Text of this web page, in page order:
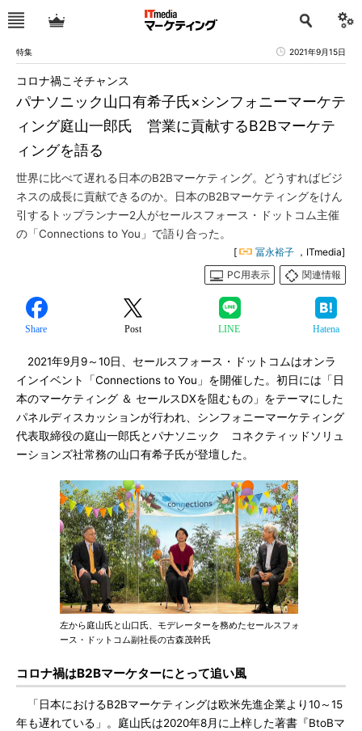
特集 2021年9月15日
パナソニック山口有希子氏×シンフォニーマーケテ
ィング庭山一郎氏 営業に貢献するB2Bマーケテ
ィングを語る
コロナ禍こそチャンス
世界に比べて遅れる日本のB2Bマーケティング。どうすればビジ
ネスの成長に貢献できるのか。日本のB2Bマーケティングをけん
引するトップランナー2人がセールスフォース・ドットコム主催
の「Connections to You」で語り合った。
[ 冨永裕子 ，ITmedia]
PC用表示
関連情報
Share Post LINE Hatena
2021年9月9～10日、セールスフォース・ドットコムはオンラ
インイベント「Connections to You」を開催した。初日には「日
本のマーケティング ＆ セールスDXを阻むもの」をテーマにした
パネルディスカッションが行われ、シンフォニーマーケティング
代表取締役の庭山一郎氏とパナソニック コネクティッドソリュ
ーションズ社常務の山口有希子氏が登壇した。
左から庭山氏と山口氏、モデレーターを務めたセールスフォ
ース・ドットコム副社長の古森茂幹氏
コロナ禍はB2Bマーケターにとって追い風
「日本におけるB2Bマーケティングは欧米先進企業より10～15
年も遅れている」。庭山氏は2020年8月に上梓した著書『BtoBマ